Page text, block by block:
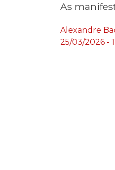
As
Alexandre
25/03/2026 -